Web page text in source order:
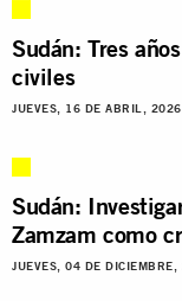
Sudán: Tres
civiles
JUEVES, 16 DE ABRIL, 2026
Sudán:
Zamzam como
JUEVES, 04 DE